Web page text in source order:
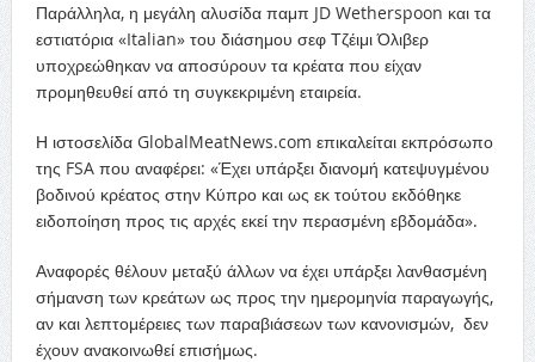
Παράλληλα, η μεγάλη αλυσίδα παμπ JD Wetherspoon και τα
εστιατόρια «Italian» του διάσημου σεφ Τζέιμι Όλιβερ
υποχρεώθηκαν να αποσύρουν τα κρέατα που είχαν
προμηθευθεί από τη συγκεκριμένη εταιρεία.
Η ιστοσελίδα GlobalMeatNews.com επικαλείται εκπρόσωπο
της FSA που αναφέρει: «Έχει υπάρξει διανομή κατεψυγμένου
βοδινού κρέατος στην Κύπρο και ως εκ τούτου εκδόθηκε
ειδοποίηση προς τις αρχές εκεί την περασμένη εβδομάδα».
Αναφορές θέλουν μεταξύ άλλων να έχει υπάρξει λανθασμένη
σήμανση των κρεάτων ως προς την ημερομηνία παραγωγής,
αν και λεπτομέρειες των παραβιάσεων των κανονισμών, δεν
έχουν ανακοινωθεί επισήμως.